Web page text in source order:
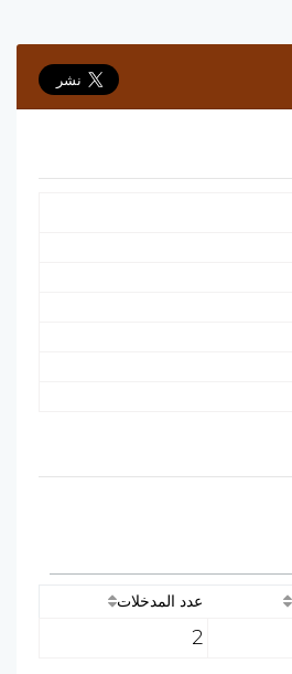
عدد المدخلات
2